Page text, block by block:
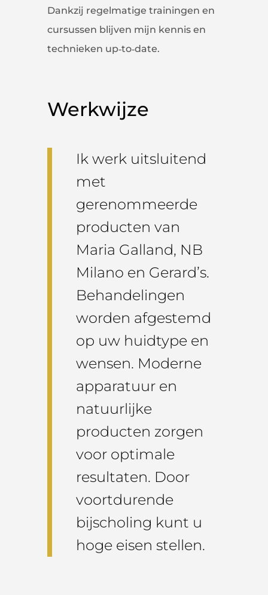
Dankzij regelmatige trainingen en
cursussen blijven mijn kennis en
technieken up‑to‑date.
Werkwijze
Ik werk uitsluitend
met
gerenommeerde
producten van
Maria Galland, NB
Milano en Gerard’s.
Behandelingen
worden afgestemd
op uw huidtype en
wensen. Moderne
apparatuur en
natuurlijke
producten zorgen
voor optimale
resultaten. Door
voortdurende
bijscholing kunt u
hoge eisen stellen.